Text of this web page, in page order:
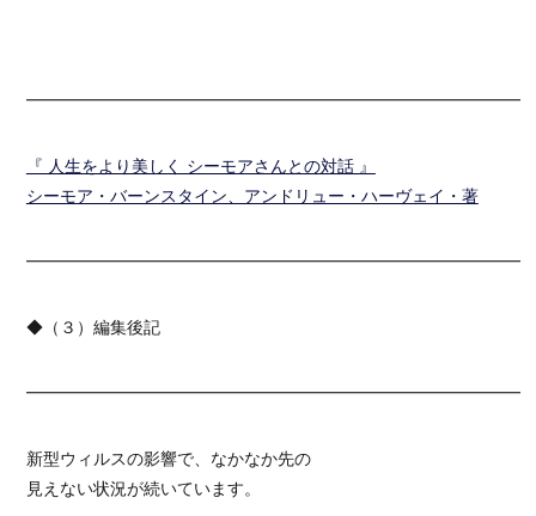
『 人生をより美しく シーモアさんとの対話 』
シーモア・バーンスタイン、アンドリュー・ハーヴェイ・著
◆（３）編集後記
新型ウィルスの影響で、なかなか先の
見えない状況が続いています。